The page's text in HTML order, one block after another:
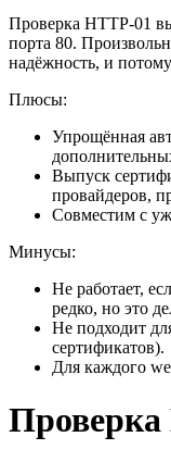
Проверка HTTP-01
порта 80.
надёжность, и
Плюсы:
Упрощённая
Выпуск
провайдеров,
Совместим с
Минусы:
Не работает,
редко, но это
Не подходит
сертификатов).
Для каждого
Проверка